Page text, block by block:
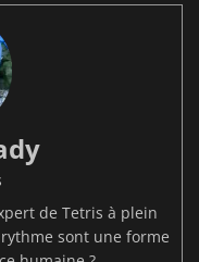
de Tetris à plein
sont une forme